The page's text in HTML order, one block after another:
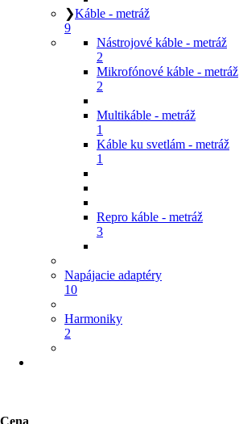
❯Káble - metráž
9
Nástrojové káble - metráž
2
Mikrofónové káble - metráž
2
Multikáble - metráž
1
Káble ku svetlám - metráž
1
Repro káble - metráž
3
Napájacie adaptéry
10
Harmoniky
2